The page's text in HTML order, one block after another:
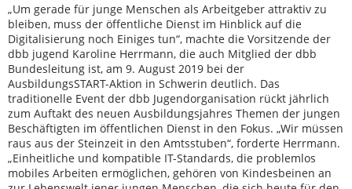
„Um gerade für junge Menschen als Arbeitgeber attraktiv zu
bleiben, muss der öffentliche Dienst im Hinblick auf die
Digitalisierung noch Einiges tun“, machte die Vorsitzende der
dbb jugend Karoline Herrmann, die auch Mitglied der dbb
Bundesleitung ist, am 9. August 2019 bei der
AusbildungsSTART-Aktion in Schwerin deutlich. Das
traditionelle Event der dbb Jugendorganisation rückt jährlich
zum Auftakt des neuen Ausbildungsjahres Themen der jungen
Beschäftigten im öffentlichen Dienst in den Fokus. „Wir müssen
raus aus der Steinzeit in den Amtsstuben“, forderte Herrmann.
„Einheitliche und kompatible IT-Standards, die problemlos
mobiles Arbeiten ermöglichen, gehören von Kindesbeinen an